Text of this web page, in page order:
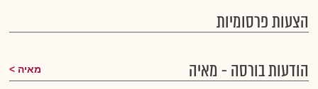
הצעות פרסומיות
הודעות בורסה - מאיה
מאיה